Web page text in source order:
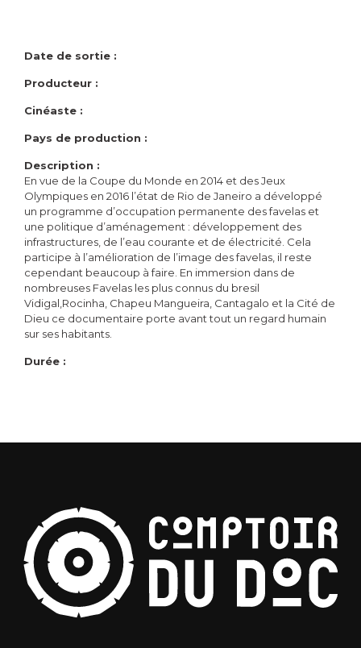
Date de sortie :
Producteur :
Cinéaste :
Pays de production :
Description :
En vue de la Coupe du Monde en 2014 et des Jeux
Olympiques en 2016 l’état de Rio de Janeiro a développé
un programme d’occupation permanente des favelas et
une politique d’aménagement : développement des
infrastructures, de l’eau courante et de électricité. Cela
participe à l’amélioration de l’image des favelas, il reste
cependant beaucoup à faire. En immersion dans de
nombreuses Favelas les plus connus du bresil
Vidigal,Rocinha, Chapeu Mangueira, Cantagalo et la Cité de
Dieu ce documentaire porte avant tout un regard humain
sur ses habitants.
Durée :